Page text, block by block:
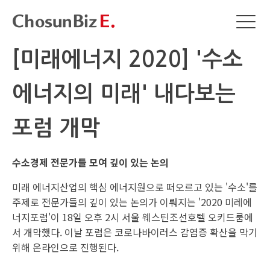
[미래에너지 2020] '수소
에너지의 미래' 내다보는
포럼 개막
수소경제 전문가들 모여 깊이 있는 논의
미래 에너지산업의 핵심 에너지원으로 떠오르고 있는 '수소'를
주제로 전문가들의 깊이 있는 논의가 이뤄지는 '2020 미레에
너지포럼'이 18일 오후 2시 서울 웨스틴조선호텔 오키드룸에
서 개막했다. 이날 포럼은 코로나바이러스 감염증 확산을 막기
위해 온라인으로 진행된다.